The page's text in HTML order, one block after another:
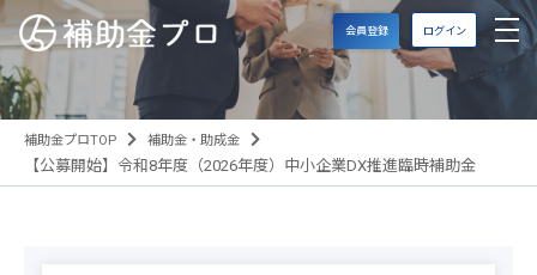
会員登録 ログイン
補助金プロTOP 補助金・助成金
【公募開始】令和8年度（2026年度）中小企業DX推進臨時補助金